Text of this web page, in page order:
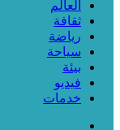
العالم
ثقافة
رياضة
سياحة
بيئة
فيديو
خدمات